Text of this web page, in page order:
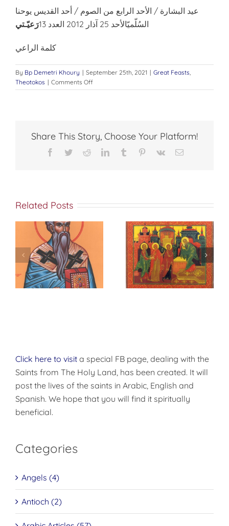
عيد البشارة / الأحد الرابع من الصوم / أحد القديس يوحنا
السُلّميّالأحد 25 آذار 2012 العدد 13
رَعيّـتي
كلمة الراعي
By Bp Demetri Khoury | September 25th, 2021 | Great Feasts,
Theotokos | Comments Offon
البشارةبالخلاص
Share This Story, Choose Your Platform!
Facebook
TwitterRedditLinkedInTumblr Pinterest
Vk Email
Related Posts
Sermon on the
Presentation of
the Lord
On
The
Click here to visit a special FB page, dealing with the
Saints from The Holy Land, has been created. It will
post the lives of the saints in Arabic, English and
Spanish. We hope that you will find it spiritually
beneficial.
Categories
Angels (4)
Antioch (2)